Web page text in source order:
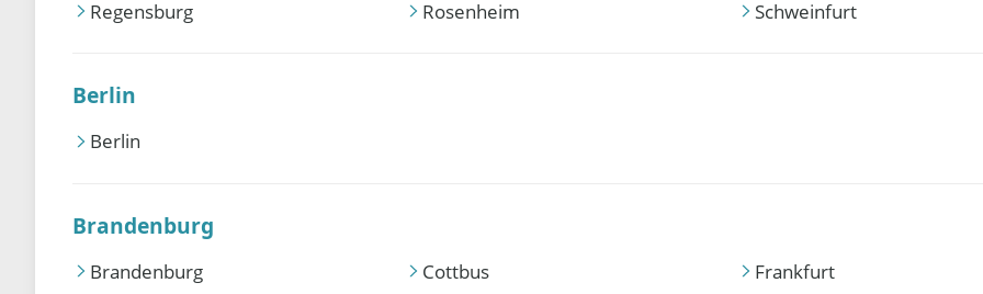
Regensburg
Rosenheim Schweinfurt
Berlin
Berlin
Brandenburg
Brandenburg Cottbus Frankfurt